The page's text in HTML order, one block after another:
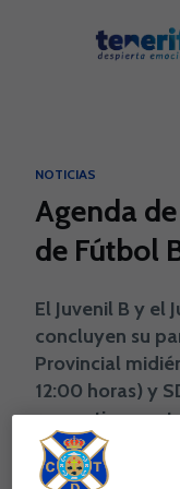
NOTICIAS
Agenda
de Fútbol
El Juvenil B y el
concluyen su
Provincial
12:00 horas) y
blanquiazul
objetivo de